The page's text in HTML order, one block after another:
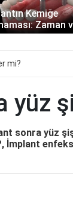
Kemiğe
Zaman
mi?
yüz
sonra yüz